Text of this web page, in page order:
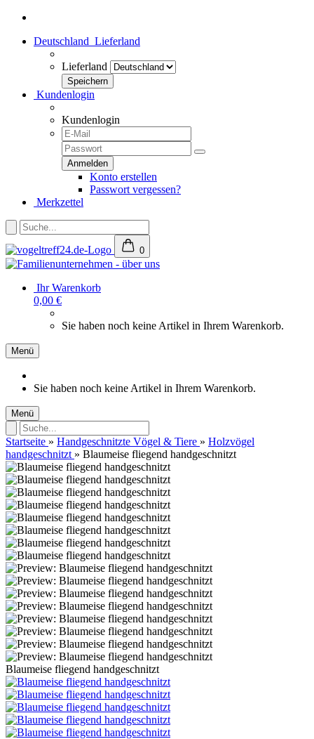
Deutschland Lieferland
Lieferland
Kundenlogin
Kundenlogin
Konto erstellen
Passwort vergessen?
Merkzettel
0
Ihr Warenkorb
0,00 €
Sie haben noch keine Artikel in Ihrem Warenkorb.
Menü
Sie haben noch keine Artikel in Ihrem Warenkorb.
Menü
Startseite » Handgeschnitzte Vögel & Tiere » Holzvögel
handgeschnitzt » Blaumeise fliegend handgeschnitzt
Blaumeise fliegend handgeschnitzt